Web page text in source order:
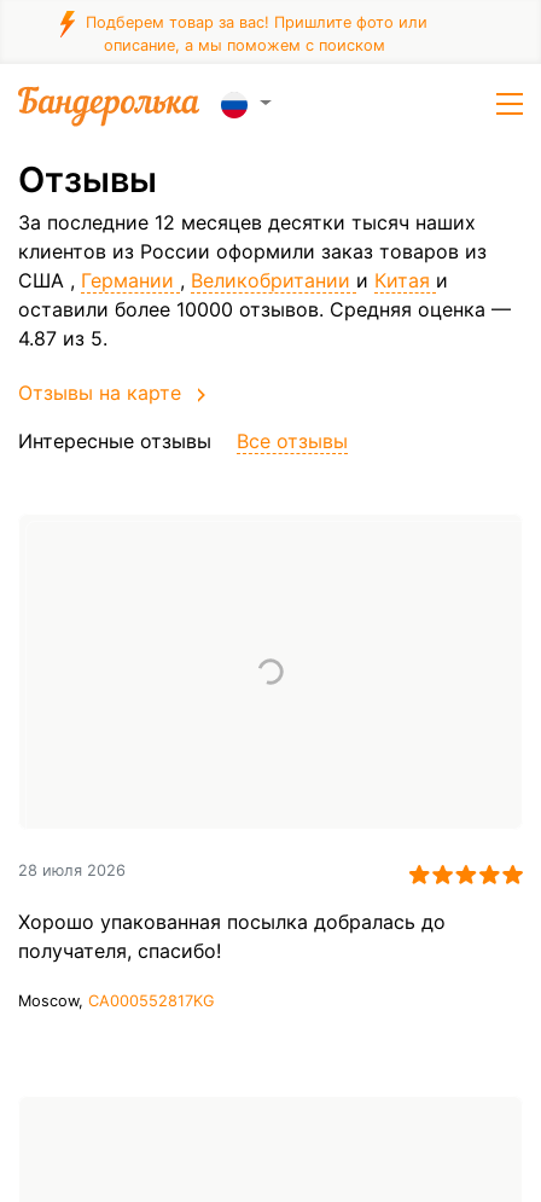
Подберем товар за вас! Пришлите фото или
описание, а мы поможем с поиском
Отзывы
За последние 12 месяцев десятки тысяч наших
клиентов из России оформили заказ товаров из
США , Германии , Великобритании и Китая и
оставили более 10000 отзывов. Средняя оценка —
4.87 из 5.
Отзывы на карте
Интересные отзывы
Все отзывы
28 июля 2026
Хорошо упакованная посылка добралась до
получателя, спасибо!
Moscow, CA000552817KG